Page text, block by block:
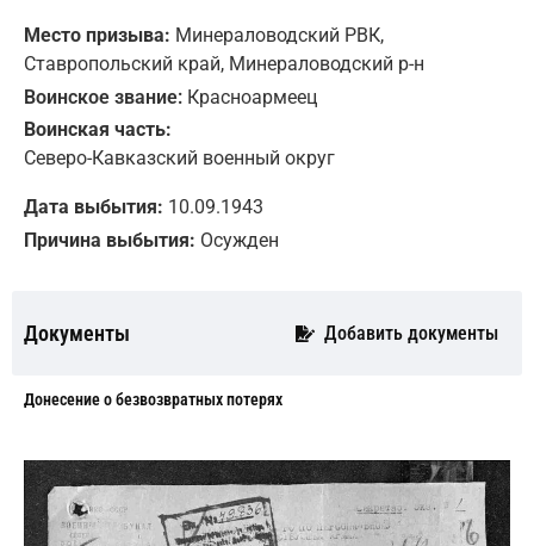
Место призыва: Минераловодский РВК,
Ставропольский край, Минераловодский р-н
Воинское звание: Красноармеец
Воинская часть:
Северо-Кавказский военный округ
Дата выбытия: 10.09.1943
Причина выбытия: Осужден
Документы Добавить документы
Донесение о безвозвратных потерях